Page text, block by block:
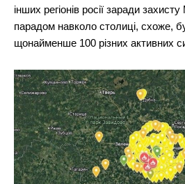
інших регіонів росії заради
парадом навколо столиці, схоже,
щонайменше 100 різних активних